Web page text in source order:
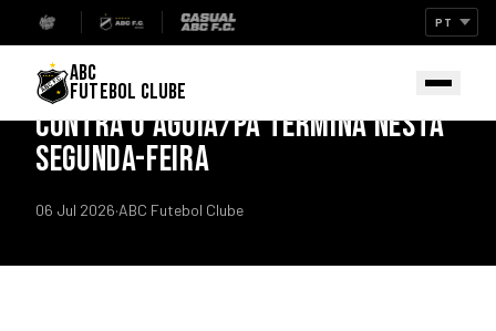
ABC
FUTEBOL CLUBE
SÉRIE D
PROMOÇÃO DE INGRESSOS PARA JOGO
CONTRA O ÁGUIA/PA TERMINA NESTA
SEGUNDA-FEIRA
06 Jul 2026·ABC Futebol Clube